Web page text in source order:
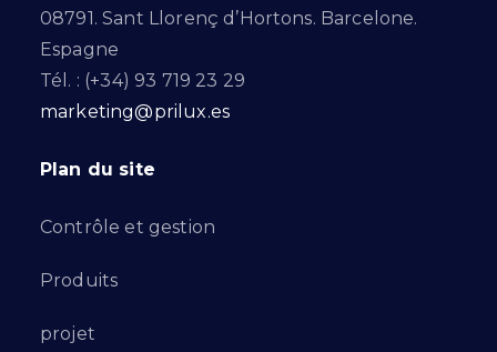
08791. Sant Llorenç d’Hortons. Barcelone.
Espagne
Tél. : (+34) 93 719 23 29
marketing@prilux.es
Plan du site
Contrôle et gestion
Produits
projet